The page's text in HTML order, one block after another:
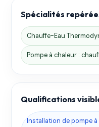
Spécialités
Chauffe-Eau
Pompe à chaleur :
Qualifications
Installation de pompe